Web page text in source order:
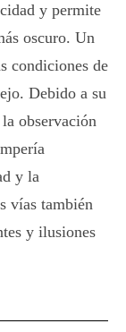
y permite
oscuro. Un
condiciones de
Debido a su
observación
y la
vías también
y ilusiones